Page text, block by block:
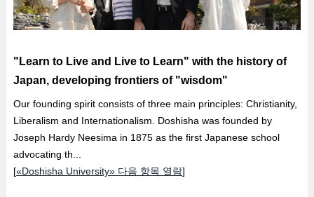
"Learn to Live and Live to Learn" with the history of
Japan, developing frontiers of "wisdom"
Our founding spirit consists of three main principles: Christianity,
Liberalism and Internationalism. Doshisha was founded by
Joseph Hardy Neesima in 1875 as the first Japanese school
advocating th...
[«Doshisha University» 다음 항목 열람]